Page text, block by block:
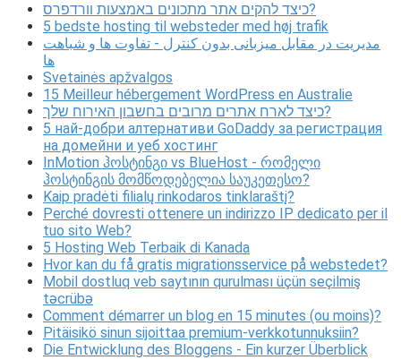
כיצד להקים אתר מתכונים באמצעות וורדפרס?
5 bedste hosting til websteder med høj trafik
مدیریت در مقابل میزبانی بدون کنترل - تفاوت ها و شباهت
ها
Svetainės apžvalgos
15 Meilleur hébergement WordPress en Australie
כיצד לארח אתרים מרובים בחשבון האירוח שלך?
5 най-добри алтернативи GoDaddy за регистрация
на домейни и уеб хостинг
InMotion ჰოსტინგი vs BlueHost - რომელი
ჰოსტინგის მომწოდებელია საუკეთესო?
Kaip pradėti filialų rinkodaros tinklaraštį?
Perché dovresti ottenere un indirizzo IP dedicato per il
tuo sito Web?
5 Hosting Web Terbaik di Kanada
Hvor kan du få gratis migrationsservice på webstedet?
Mobil dostluq veb saytının qurulması üçün seçilmiş
təcrübə
Comment démarrer un blog en 15 minutes (ou moins)?
Pitäisikö sinun sijoittaa premium-verkkotunnuksiin?
Die Entwicklung des Bloggens - Ein kurzer Überblick